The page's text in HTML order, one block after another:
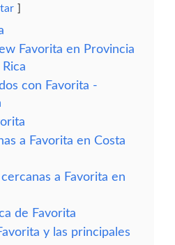
Favorita en Provincia
con Favorita -
a Favorita en Costa
a Favorita en
de Favorita
y las principales